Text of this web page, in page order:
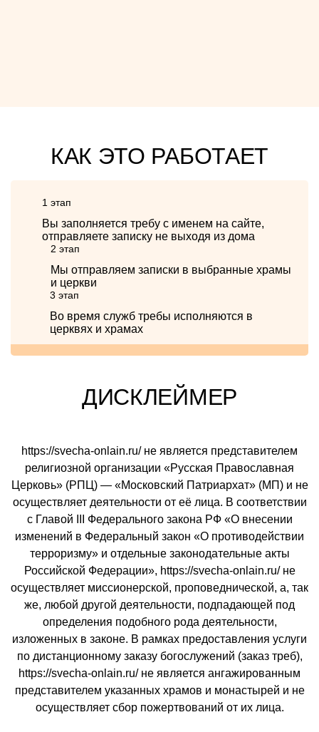
КАК ЭТО РАБОТАЕТ
1 этап
Вы заполняется требу с именем на сайте,
отправляете записку не выходя из дома
2 этап
Мы отправляем записки в выбранные храмы
и церкви
3 этап
Во время служб требы исполняются в
церквях и храмах
ДИСКЛЕЙМЕР
https://svecha-onlain.ru/ не является представителем
религиозной организации «Русская Православная
Церковь» (РПЦ) — «Московский Патриархат» (МП) и не
осуществляет деятельности от её лица. В соответствии
с Главой III Федерального закона РФ «О внесении
изменений в Федеральный закон «О противодействии
терроризму» и отдельные законодательные акты
Российской Федерации», https://svecha-onlain.ru/ не
осуществляет миссионерской, проповеднической, а, так
же, любой другой деятельности, подпадающей под
определения подобного рода деятельности,
изложенных в законе. В рамках предоставления услуги
по дистанционному заказу богослужений (заказ треб),
https://svecha-onlain.ru/ не является ангажированным
представителем указанных храмов и монастырей и не
осуществляет сбор пожертвований от их лица.